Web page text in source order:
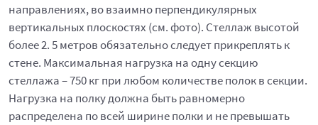
направлениях, во взаимно перпендикулярных
вертикальных плоскостях (см. фото). Стеллаж высотой
более 2. 5 метров обязательно следует прикреплять к
стене. Максимальная нагрузка на одну секцию
стеллажа – 750 кг при любом количестве полок в секции.
Нагрузка на полку должна быть равномерно
распределена по всей ширине полки и не превышать